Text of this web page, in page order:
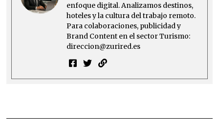
enfoque digital. Analizamos destinos,
hoteles y la cultura del trabajo remoto.
Para colaboraciones, publicidad y
Brand Content en el sector Turismo:
direccion@zurired.es